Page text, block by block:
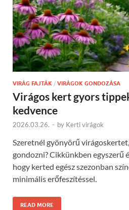
VIRÁG FAJTÁK / VIRÁGOK GONDOZÁSA
Virágos kert gyors
kedvence
2026.03.26. - by Kerti virágok
Szeretnél gyönyörű
gondozni? Cikkünkben egyszerű
hogy kerted egész szezonban
minimális erőfeszítéssel.
READ MORE